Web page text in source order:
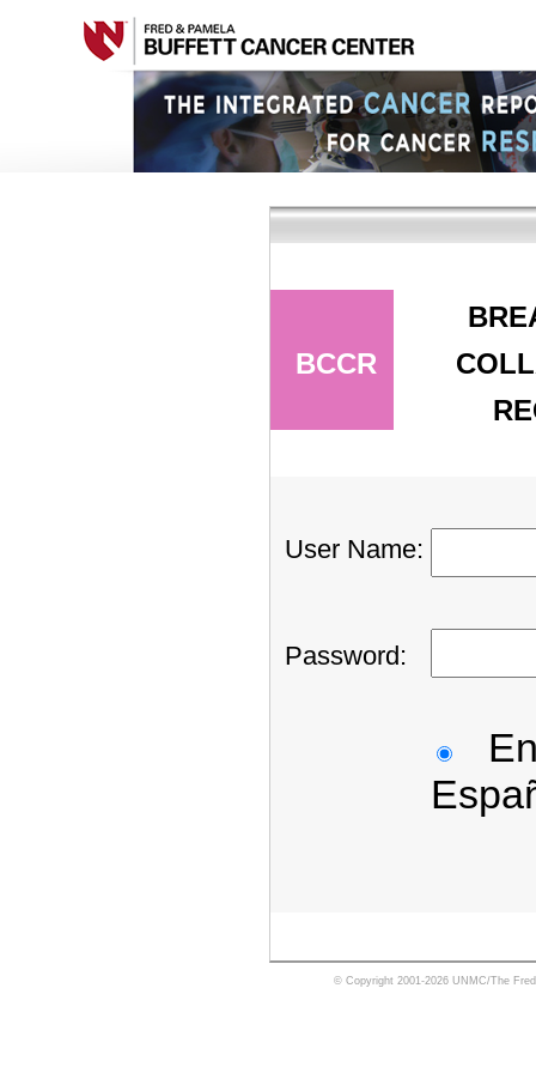
BCCR
User Name:
Password:
© Copyright 2001-2026 UNMC/The